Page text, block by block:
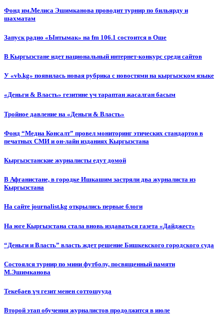
Фонд им.Мелиса Эшимканова проводит турнир по бильярду и
шахматам
Запуск радио «Ынтымак» на fm 106.1 состоится в Оше
В Кыргызстане идет национальный интернет-конкурс среди сайтов
У «vb.kg» появилась новая рубрика с новостями на кыргызском языке
«Деньги & Власть» гезитине үч тараптан жасалган басым
Тройное давление на «Деньги & Власть»
Фонд “Медиа Консалт” провел мониторинг этических стандартов в
печатных СМИ и он-лайн изданиях Кыргызстана
Кыргызстанские журналисты едут домой
В Афганистане, в городке Ишкашим застряли два журналиста из
Кыргызстана
На сайте journalist.kg открылись первые блоги
На юге Кыргызстана стала вновь издаваться газета «Дайджест»
“Деньги и Власть” власть ждет решение Бишкекского городского суда
Состоялся турнир по мини футболу, посвященный памяти
М.Эшимканова
Текебаев үч гезит менен соттошууда
Второй этап обучения журналистов продолжится в июле